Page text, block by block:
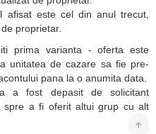
afisat este cel din anul trecut,
proprietar.
prima varianta - oferta este
unitatea de cazare sa fie pre-
pana la o anumita data.
a fost depasit de solicitant
spre a fi oferit altui grup cu alt